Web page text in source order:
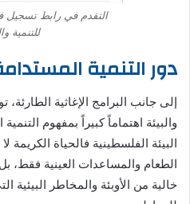
التقدم في رابط تسجيل
للتنمية
دور التنمية
إلى جانب البرامج الإغاثية
والبيئة اهتماماً كبيراً بمفهوم
البيئة الفلسطينية فالحياة
الطعام والمساعدات العينية فقط،
خالية من الأوبئة والمخاطر البيئية